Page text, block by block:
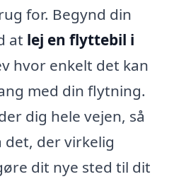
for. Begynd din
at lej en flyttebil i
hvor enkelt det kan
med din flytning.
dig hele vejen, så
det, der virkelig
dit nye sted til dit